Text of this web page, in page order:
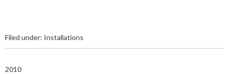
Filed under: Installations
2010